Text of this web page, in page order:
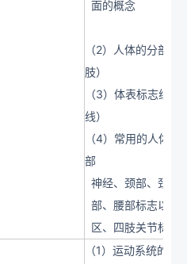
面的概念
（2）人体的分部
肢）
（3）体表标志线
线）
（4）常用的人体
部
神经、颈部、颈部
部、腰部标志以及
区、四肢关节标志
（1）运动系统的组